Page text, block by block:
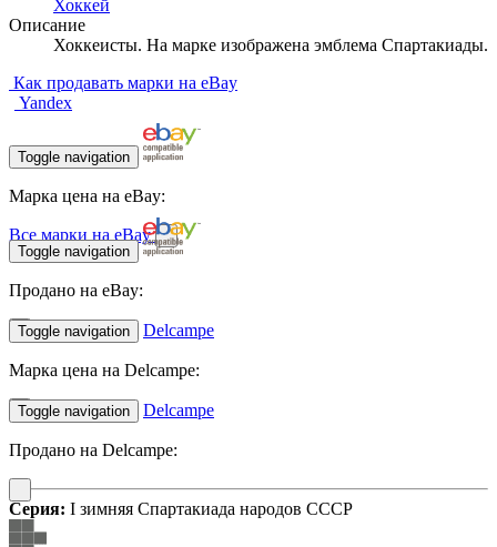
Хоккей
Описание
Хоккеисты. На марке изображена эмблема Спартакиады.
Как продавать марки на eBay
Yandex
Toggle navigation
Марка цена на eBay:
Все марки на eBay
Toggle navigation
Продано на eBay:
Toggle navigation Delcampe
Марка цена на Delcampe:
Toggle navigation Delcampe
Продано на Delcampe:
Серия: I зимняя Спартакиада народов СССР